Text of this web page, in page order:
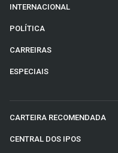
INTERNACIONAL
POLÍTICA
CARREIRAS
ESPECIAIS
CARTEIRA RECOMENDADA
CENTRAL DOS IPOS